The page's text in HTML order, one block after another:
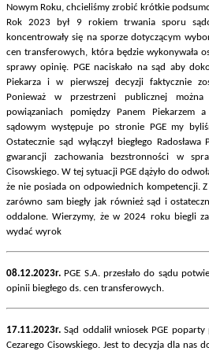
Nowym Roku, chcieliśmy zrobić krótkie
Rok 2023 był 9 rokiem trwania sporu
koncentrowały się na sporze dotyczącym
cen transferowych, która będzie wykonywała
sprawy opinię. PGE naciskało na sąd aby
Piekarza i w pierwszej decyzji faktycznie
Ponieważ w przestrzeni publicznej
powiązaniach pomiędzy Panem
sądowym występuje po stronie PGE my
Ostatecznie sąd wyłączył biegłego
gwarancji zachowania bezstronności w
Cisowskiego. W tej sytuacji PGE dążyło do
że nie posiada on odpowiednich kompetencji.
zarówno sam biegły jak również sąd i
oddalone. Wierzymy, że w 2024 roku biegli
wydać wyrok
08.12.2023r. PGE S.A. przesłało do sądu
opinii biegłego ds. cen transferowych.
17.11.2023r. Sąd oddalił wniosek PGE poparty
Cezarego Cisowskiego. Jest to decyzja dla nas